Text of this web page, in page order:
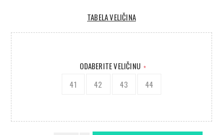
TABELA VELIČINA
ODABERITE VELIČINU *
41 42 43 44